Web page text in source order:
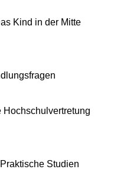
Kind in der Mitte
Hochschulvertretung
Studien